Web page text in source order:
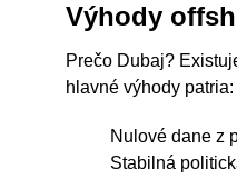
Výhody
Prečo Dubaj?
hlavné výhody patria:
Nulové dane z
Stabilná